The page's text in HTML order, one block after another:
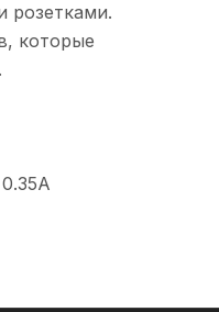
розетками.
которые